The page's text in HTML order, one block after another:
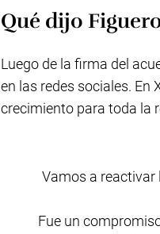
Qué dijo
Luego de la firma del
en las redes sociales. En
crecimiento para toda la
Vamos a reactivar
Fue un